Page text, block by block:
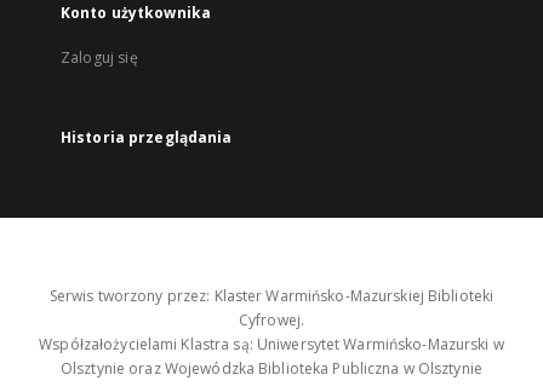
Konto użytkownika
Zaloguj się
Historia przeglądania
Serwis tworzony przez: Klaster Warmińsko-Mazurskiej Biblioteki
Cyfrowej.
Współzałożycielami Klastra są: Uniwersytet Warmińsko-Mazurski w
Olsztynie oraz Wojewódzka Biblioteka Publiczna w Olsztynie